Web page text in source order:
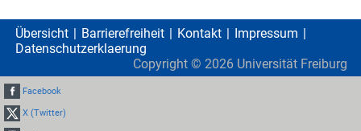
Übersicht Barrierefreiheit Kontakt
Impressum
Datenschutzerklaerung
Copyright © 2026 Universität Freiburg
Facebook
X (Twitter)